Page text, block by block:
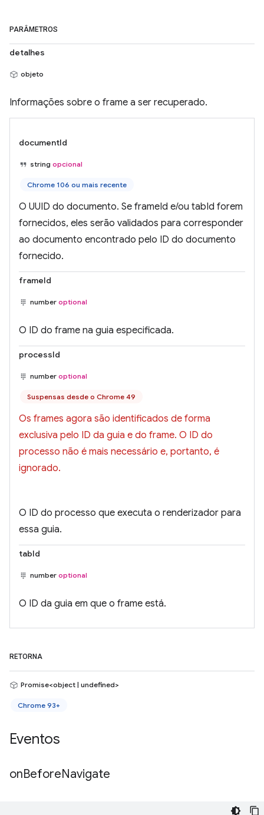
PARÂMETROS
detalhes
objeto
Informações sobre o frame a ser recuperado.
documentId
string opcional
Chrome 106 ou mais recente
O UUID do documento. Se frameId e/ou tabId forem
fornecidos, eles serão validados para corresponder
ao documento encontrado pelo ID do documento
fornecido.
frameId
number optional
O ID do frame na guia especificada.
processId
number optional
Suspensas desde o Chrome 49
Os frames agora são identificados de forma
exclusiva pelo ID da guia e do frame. O ID do
processo não é mais necessário e, portanto, é
ignorado.
O ID do processo que executa o renderizador para
essa guia.
tabId
number optional
O ID da guia em que o frame está.
RETORNA
Promise<object | undefined>
Chrome 93+
Eventos
onBeforeNavigate